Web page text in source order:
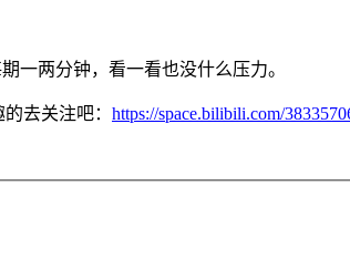
一两分钟，看一看也没什么压力。
去关注吧： https://space.bilibili.com/